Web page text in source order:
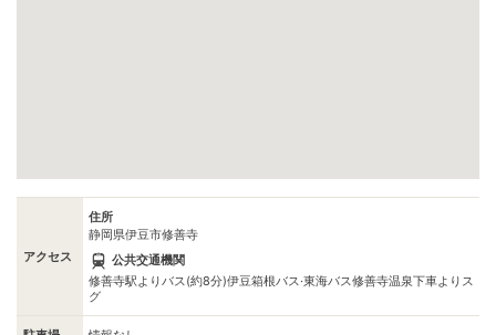
アクセス
住所
静岡県伊豆市修善寺
公共交通機関
修善寺駅よりバス(約8分)伊豆箱根バス·東海バス修善寺温泉下車よりス
グ